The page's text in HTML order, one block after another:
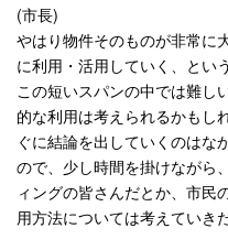
(市長)
やはり物件そのものが非常に
に利用・活用していく、とい
この短いスパンの中では難し
的な利用は考えられるかもし
ぐに結論を出していくのはな
ので、少し時間を掛けながら
ィングの皆さんだとか、市民
用方法については考えていき